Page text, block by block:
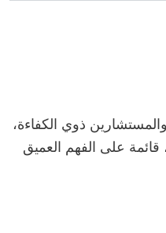
ذوي الكفاءة،
على الفهم العميق